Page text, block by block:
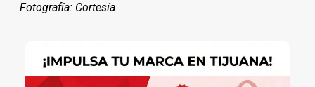
Fotografía: Cortesía